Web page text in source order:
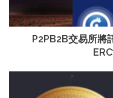
P2PB2B交易所將